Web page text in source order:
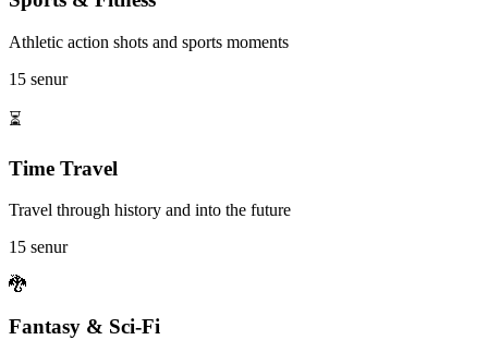
Athletic action shots and sports moments
15 senur
⏳
Time Travel
Travel through history and into the future
15 senur
🐉
Fantasy & Sci-Fi